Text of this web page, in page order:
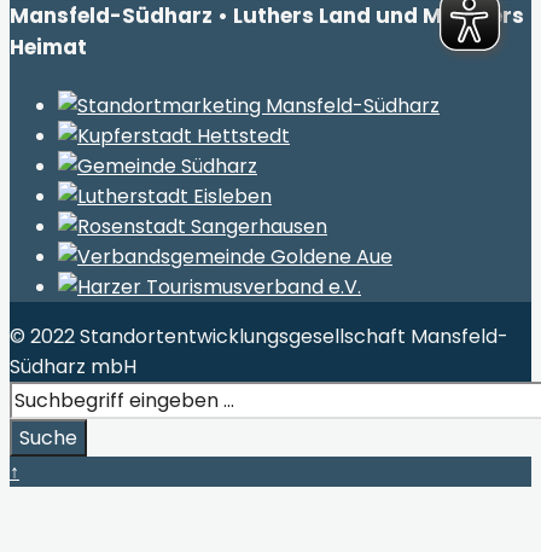
Mansfeld-Südharz • Luthers Land und Müntzers
Heimat
© 2022 Standortentwicklungsgesellschaft Mansfeld-
Südharz mbH
Search
for:
Suche
Close
↑